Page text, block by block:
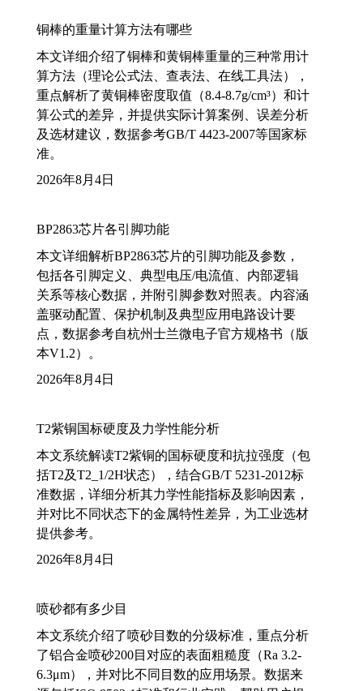
铜棒的重量计算方法有哪些
本文详细介绍了铜棒和黄铜棒重量的三种常用计
算方法（理论公式法、查表法、在线工具法），
重点解析了黄铜棒密度取值（8.4-8.7g/cm³）和计
算公式的差异，并提供实际计算案例、误差分析
及选材建议，数据参考GB/T 4423-2007等国家标
准。
2026年8月4日
BP2863芯片各引脚功能
本文详细解析BP2863芯片的引脚功能及参数，
包括各引脚定义、典型电压/电流值、内部逻辑
关系等核心数据，并附引脚参数对照表。内容涵
盖驱动配置、保护机制及典型应用电路设计要
点，数据参考自杭州士兰微电子官方规格书（版
本V1.2）。
2026年8月4日
T2紫铜国标硬度及力学性能分析
本文系统解读T2紫铜的国标硬度和抗拉强度（包
括T2及T2_1/2H状态），结合GB/T 5231-2012标
准数据，详细分析其力学性能指标及影响因素，
并对比不同状态下的金属特性差异，为工业选材
提供参考。
2026年8月4日
喷砂都有多少目
本文系统介绍了喷砂目数的分级标准，重点分析
了铝合金喷砂200目对应的表面粗糙度（Ra 3.2-
6.3μm），并对比不同目数的应用场景。数据来